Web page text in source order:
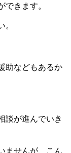
できます。
。
助などもあるか
談が進んでいき
ませんが、こん